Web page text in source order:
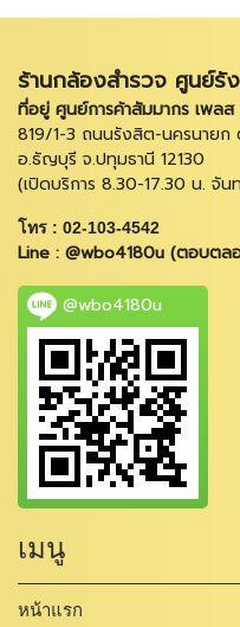
ร้านกล้องสำรวจ ศูนย์รั
ที่อยู่ ศูนย์การค้าสัมมากร เพล
819/1-3 ถนนรังสิต-นครนายก
อ.ธัญบุรี จ.ปทุมธานี 12130
(เปิดบริการ 8.30-17.30 น. จัน
โทร : 02-103-4542
Line : @wbo4180u (ตอบต
@wbo4180u
เมนู
หน้าแรก